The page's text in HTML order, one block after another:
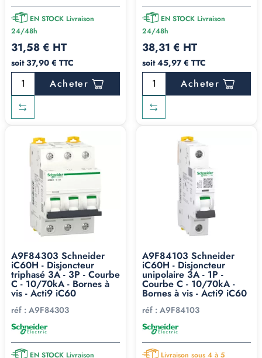
EN STOCK Livraison
24/48h
31,58 € HT
soit 37,90 € TTC
Acheter
EN STOCK Livraison
24/48h
38,31 € HT
soit 45,97 € TTC
Acheter
A9F84303 Schneider
iC60H - Disjoncteur
triphasé 3A - 3P - Courbe
C - 10/70kA - Bornes à
vis - Acti9 iC60
réf : A9F84303
EN STOCK Livraison
A9F84103 Schneider
iC60H - Disjoncteur
unipolaire 3A - 1P -
Courbe C - 10/70kA -
Bornes à vis - Acti9 iC60
réf : A9F84103
Livraison sous 4 à 5